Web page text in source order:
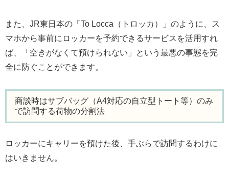
また、JR東日本の「To Locca（トロッカ）」のように、ス
マホから事前にロッカーを予約できるサービスを活用すれ
ば、「空きがなくて預けられない」という最悪の事態を完
全に防ぐことができます。
商談時はサブバッグ（A4対応の自立型トート等）のみ
で訪問する荷物の分割法
ロッカーにキャリーを預けた後、手ぶらで訪問するわけに
はいきません。